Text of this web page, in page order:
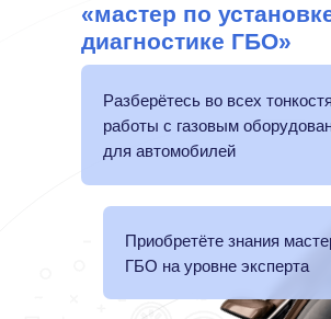
«мастер по
диагностике ГБО»
Разберётесь во всех
работы с газовым
для автомобилей
Приобретёте знания
ГБО на уровне эксперта